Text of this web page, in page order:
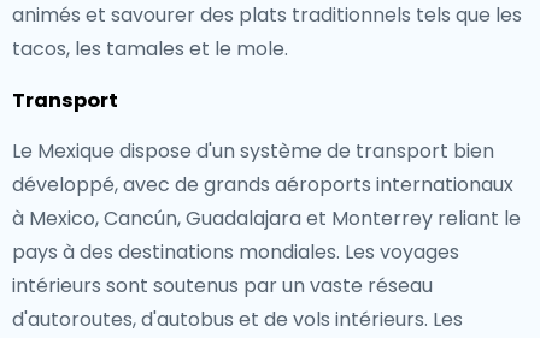
animés et savourer des plats traditionnels tels que les
tacos, les tamales et le mole.
Transport
Le Mexique dispose d'un système de transport bien
développé, avec de grands aéroports internationaux
à Mexico, Cancún, Guadalajara et Monterrey reliant le
pays à des destinations mondiales. Les voyages
intérieurs sont soutenus par un vaste réseau
d'autoroutes, d'autobus et de vols intérieurs. Les